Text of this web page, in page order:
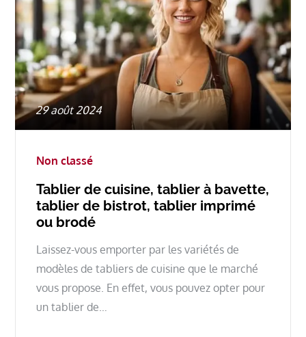
Posted
on
29 août 2024
Non classé
Tablier de cuisine, tablier à bavette,
tablier de bistrot, tablier imprimé
ou brodé
Laissez-vous emporter par les variétés de
modèles de tabliers de cuisine que le marché
vous propose. En effet, vous pouvez opter pour
un tablier de…